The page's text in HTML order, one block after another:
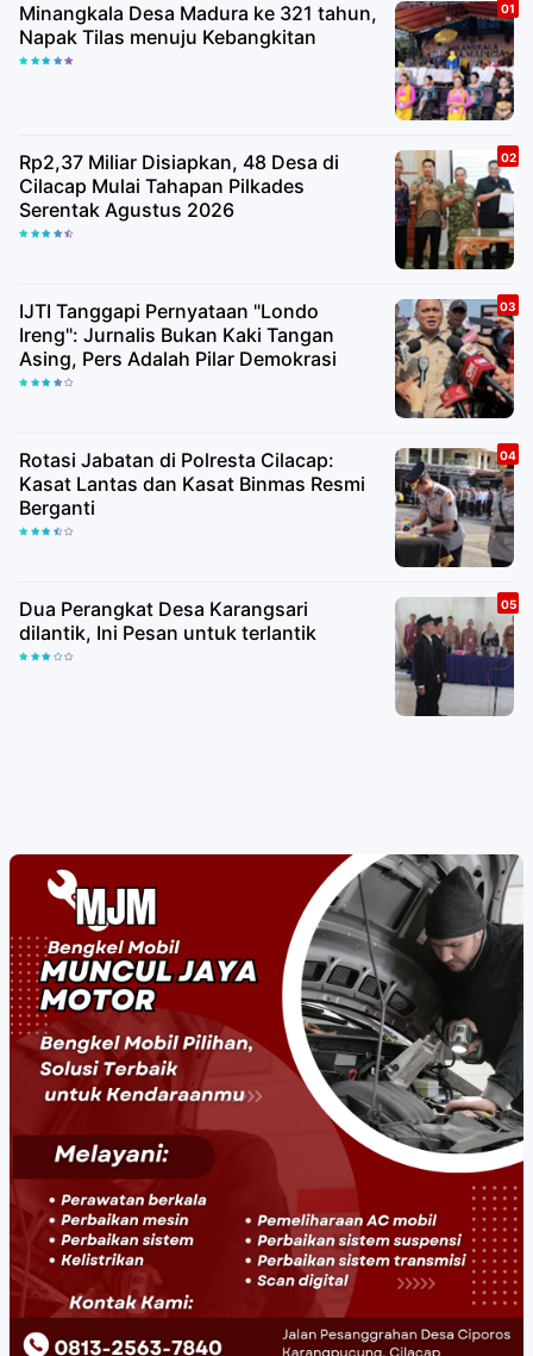
Minangkala Desa Madura ke 321 tahun,
Napak Tilas menuju Kebangkitan
Rp2,37 Miliar Disiapkan, 48 Desa di
Cilacap Mulai Tahapan Pilkades
Serentak Agustus 2026
IJTI Tanggapi Pernyataan "Londo
Ireng": Jurnalis Bukan Kaki Tangan
Asing, Pers Adalah Pilar Demokrasi
Rotasi Jabatan di Polresta Cilacap:
Kasat Lantas dan Kasat Binmas Resmi
Berganti
Dua Perangkat Desa Karangsari
dilantik, Ini Pesan untuk terlantik